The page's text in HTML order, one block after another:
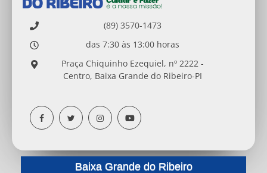
(89) 3570-1473
das 7:30 às 13:00 horas
Praça Chiquinho Ezequiel, nº 2222 -
Centro, Baixa Grande do Ribeiro-PI
Baixa Grande do Ribeiro